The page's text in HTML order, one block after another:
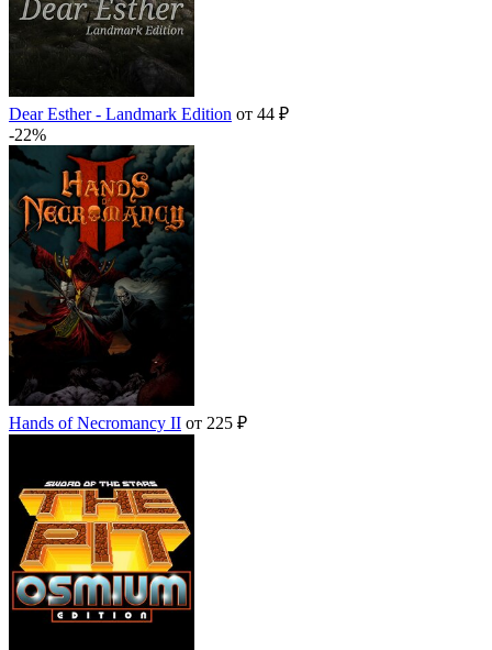
Dear Esther - Landmark Edition от 44 ₽
-22%
Hands of Necromancy II от 225 ₽